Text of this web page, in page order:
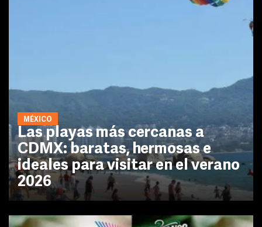
MÉXICO
Las playas más cercanas a
CDMX: baratas, hermosas e
ideales para visitar en el verano
2026